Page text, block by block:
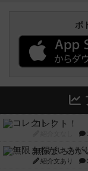
ボ
コレクト！
無限まちがい
紹介文あり